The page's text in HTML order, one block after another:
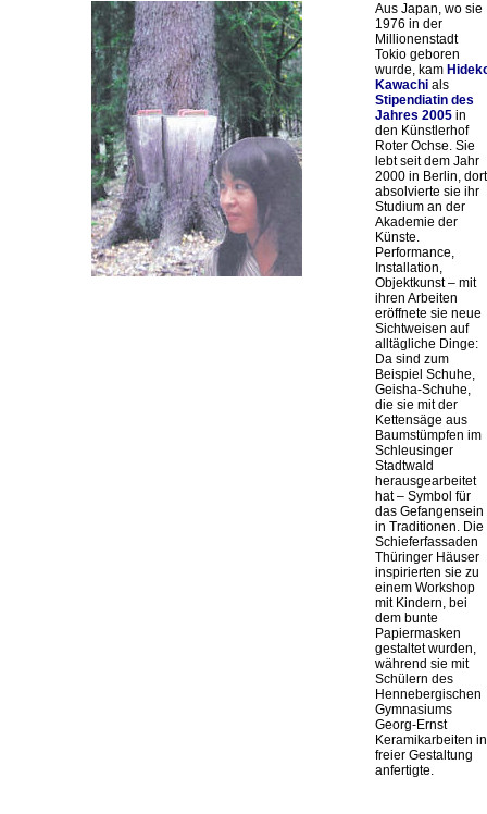
Aus Japan, wo sie
1976 in der
Millionenstadt
Tokio geboren
wurde, kam
Kawachi als
Stipendiatin des
Jahres 2005 in
den Künstlerhof
Roter Ochse. Sie
lebt seit dem Jahr
2000 in Berlin, dort
absolvierte sie ihr
Studium an der
Akademie der
Künste.
Performance,
Installation,
Objektkunst – mit
ihren Arbeiten
eröffnete sie neue
Sichtweisen auf
alltägliche Dinge:
Da sind zum
Beispiel Schuhe,
Geisha-Schuhe,
die sie mit der
Kettensäge aus
Baumstümpfen im
Schleusinger
Stadtwald
herausgearbeitet
hat – Symbol für
das Gefangensein
in Traditionen. Die
Schieferfassaden
Thüringer Häuser
inspirierten sie zu
einem Workshop
mit Kindern, bei
dem bunte
Papiermasken
gestaltet wurden,
während sie mit
Schülern des
Hennebergischen
Gymnasiums
Georg-Ernst
Keramikarbeiten in
freier Gestaltung
anfertigte.